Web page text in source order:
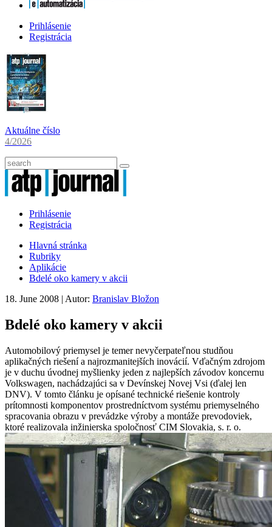
Prihlásenie
Registrácia
Aktuálne číslo
4/2026
Prihlásenie
Registrácia
Hlavná stránka
Rubriky
Aplikácie
Bdelé oko kamery v akcii
18. June 2008 | Autor: Branislav Bložon
Bdelé oko kamery v akcii
Automobilový priemysel je temer nevyčerpateľnou studňou
aplikačných riešení a najrozmanitejších inovácií. Vďačným zdrojom
je v duchu úvodnej myšlienky jeden z najlepších závodov koncernu
Volkswagen, nachádzajúci sa v Devínskej Novej Vsi (ďalej len
DNV). V tomto článku je opísané technické riešenie kontroly
prítomnosti komponentov prostredníctvom systému priemyselného
spracovania obrazu v prevádzke výroby a montáže prevodoviek,
ktoré realizovala inžinierska spoločnosť CIM Slovakia, s. r. o.